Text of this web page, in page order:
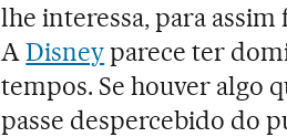
lhe interessa, para
ADisneyparece ter
tempos. Se houver algo
passe despercebido do